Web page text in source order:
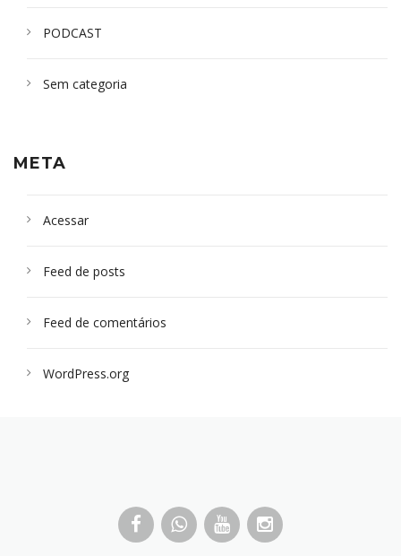
PODCAST
Sem categoria
META
Acessar
Feed de posts
Feed de comentários
WordPress.org